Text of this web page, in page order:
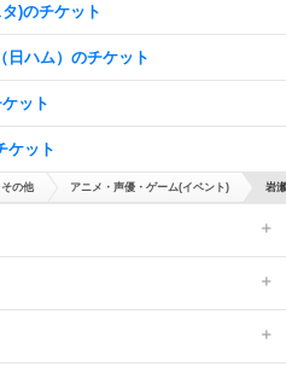
)のチケット
日ハム）のチケット
ット
ケット
の他 アニメ・声優・ゲーム(イベント) 岩